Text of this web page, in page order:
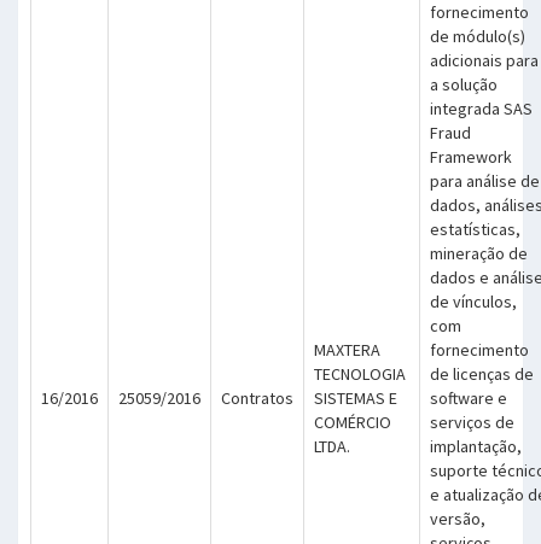
16/2016 25059/2016 Contratos
MAXTERA
TECNOLOGIA
SISTEMAS E
COMÉRCIO
LTDA.
fornecimento
de módulo(s)
adicionais para
a solução
integrada SAS
Fraud
Framework
para análise de
dados,
estatísticas,
mineração de
dados e
de vínculos,
com
fornecimento
de licenças de
software e
serviços de
implantação,
suporte
e atualização
versão,